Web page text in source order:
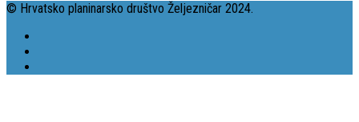
© Hrvatsko planinarsko društvo Željezničar 2024.